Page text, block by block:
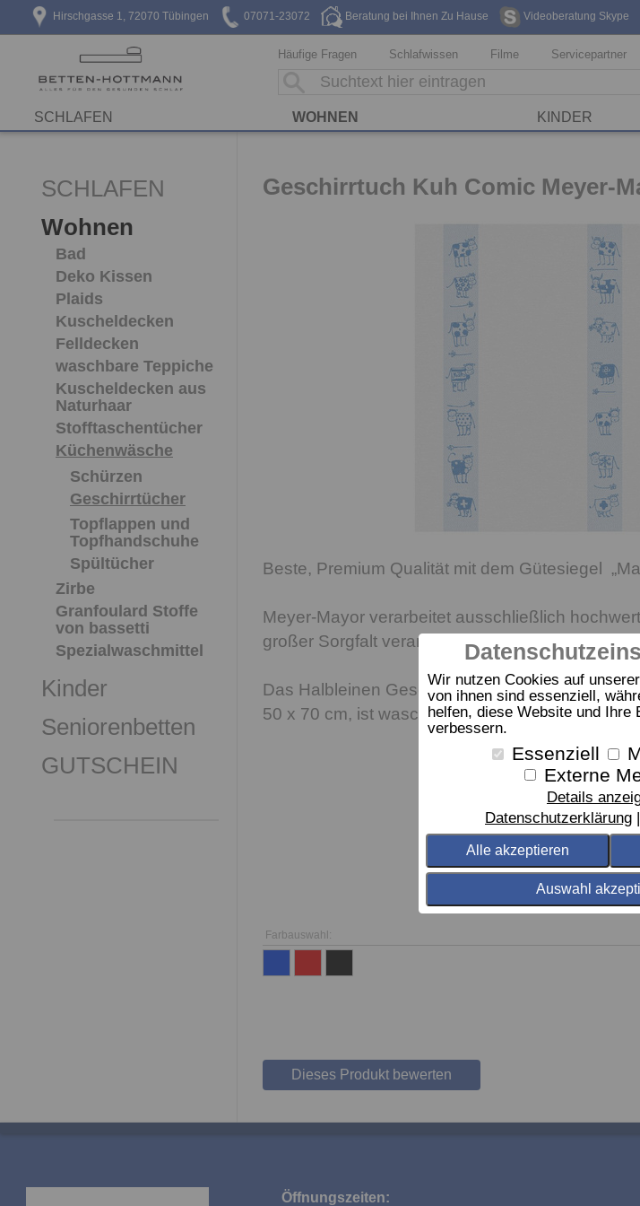
Wir nutzen Cookies auf
von ihnen sind essenziell,
helfen, diese Website und Ihre
verbessern.
Essenziell
Externe
Details
Datenschutzerklärung
Alle akzeptieren
Auswahl
Hirschgasse 1, 72070 Tübingen 07071-23072 Beratung bei Ihnen Zu Hause Videoberatung Skype
Häufige Fragen Schlafwissen Filme Servicepartner
SCHLAFEN WOHNEN KINDER
SCHLAFEN
Wohnen
Bad
Deko Kissen
Plaids
Kuscheldecken
Felldecken
waschbare Teppiche
Kuscheldecken aus
Naturhaar
Stofftaschentücher
Küchenwäsche
Schürzen
Geschirrtücher
Topflappen und
Topfhandschuhe
Spültücher
Zirbe
Granfoulard Stoffe
von bassetti
Spezialwaschmittel
Kinder
Seniorenbetten
GUTSCHEIN
Geschirrtuch Kuh Comic Meyer-
Beste, Premium Qualität mit dem Gütesiegel
Meyer-Mayor verarbeitet ausschließlich
großer Sorgfalt verarbeitet werden.
Das Halbleinen Geschirrtuch von Meyer Mayor
50 x 70 cm, ist waschbar bei 95° und
Farbauswahl:
Dieses Produkt bewerten
Öffnungszeiten: